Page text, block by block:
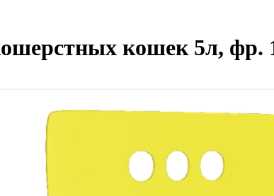
кошек 5л, фр.